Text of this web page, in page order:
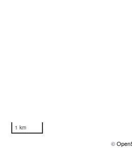
1 km
©